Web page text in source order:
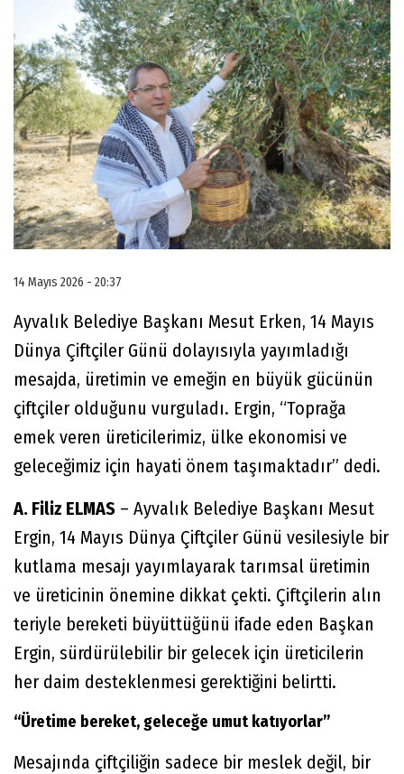
14 Mayıs 2026 - 20:37
Ayvalık Belediye Başkanı Mesut Erken, 14 Mayıs
Dünya Çiftçiler Günü dolayısıyla yayımladığı
mesajda, üretimin ve emeğin en büyük gücünün
çiftçiler olduğunu vurguladı. Ergin, “Toprağa
emek veren üreticilerimiz, ülke ekonomisi ve
geleceğimiz için hayati önem taşımaktadır” dedi.
A. Filiz ELMAS – Ayvalık Belediye Başkanı Mesut
Ergin, 14 Mayıs Dünya Çiftçiler Günü vesilesiyle bir
kutlama mesajı yayımlayarak tarımsal üretimin
ve üreticinin önemine dikkat çekti. Çiftçilerin alın
teriyle bereketi büyüttüğünü ifade eden Başkan
Ergin, sürdürülebilir bir gelecek için üreticilerin
her daim desteklenmesi gerektiğini belirtti.
“Üretime bereket, geleceğe umut katıyorlar”
Mesajında çiftçiliğin sadece bir meslek değil, bir